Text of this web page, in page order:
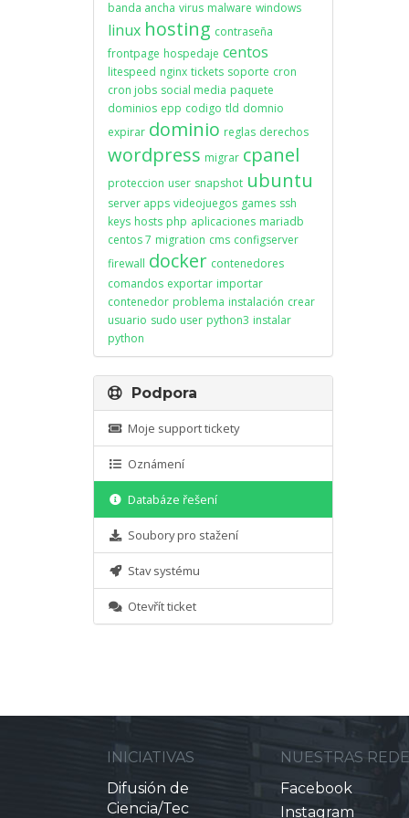
banda ancha virus malware windows
linux hosting contraseña
frontpage hospedaje centos
litespeed nginx tickets soporte cron
cron jobs social media paquete
dominios epp codigo tld domnio
expirar dominio reglas derechos
wordpress migrar cpanel
proteccion user snapshot ubuntu
server apps videojuegos games ssh
keys hosts php aplicaciones mariadb
centos 7 migration cms configserver
firewall docker contenedores
comandos exportar importar
contenedor problema instalación crear
usuario sudo user python3 instalar
python
Podpora
Moje support tickety
Oznámení
Databáze řešení
Soubory pro stažení
Stav systému
Otevřít ticket
INICIATIVAS
Difusión de
Ciencia/Tec
NUESTRAS
Facebook
Instagram